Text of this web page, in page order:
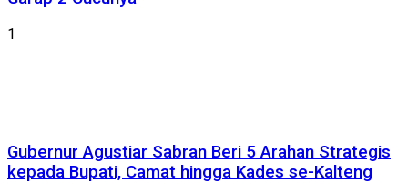
1
Gubernur Agustiar Sabran Beri 5 Arahan Strategis
kepada Bupati, Camat hingga Kades se-Kalteng